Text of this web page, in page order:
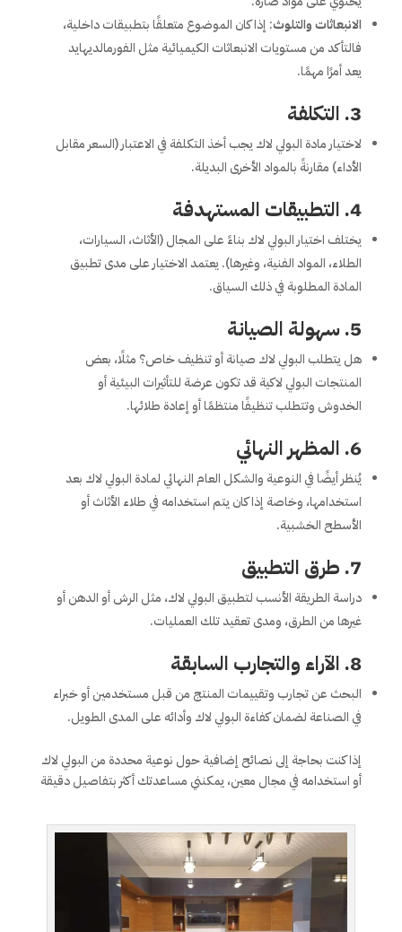
الانبعاثات والتلوث: إذا كان الموضوع متعلقًا بتطبيقات داخلية،
فالتأكد من مستويات الانبعاثات الكيميائية مثل الفورمالديهايد
يعد أمرًا مهمًا.
3. التكلفة
لاختيار مادة البولي لاك يجب أخذ التكلفة في الاعتبار (السعر مقابل
الأداء) مقارنةً بالمواد الأخرى البديلة.
4. التطبيقات المستهدفة
يختلف اختيار البولي لاك بناءً على المجال (الأثاث، السيارات،
الطلاء، المواد الفنية، وغيرها). يعتمد الاختيار على مدى تطبيق
المادة المطلوبة في ذلك السياق.
5. سهولة الصيانة
هل يتطلب البولي لاك صيانة أو تنظيف خاص؟ مثلًا، بعض
المنتجات البولي لاكية قد تكون عرضة للتأثيرات البيئية أو
الخدوش وتتطلب تنظيفًا منتظمًا أو إعادة طلائها.
6. المظهر النهائي
يُنظر أيضًا في النوعية والشكل العام النهائي لمادة البولي لاك بعد
استخدامها، وخاصة إذا كان يتم استخدامه في طلاء الأثاث أو
الأسطح الخشبية.
7. طرق التطبيق
دراسة الطريقة الأنسب لتطبيق البولي لاك، مثل الرش أو الدهن أو
غيرها من الطرق، ومدى تعقيد تلك العمليات.
8. الآراء والتجارب السابقة
البحث عن تجارب وتقييمات المنتج من قبل مستخدمين أو خبراء
في الصناعة لضمان كفاءة البولي لاك وأدائه على المدى الطويل.
إذا كنت بحاجة إلى نصائح إضافية حول نوعية محددة من البولي لاك
أو استخدامه في مجال معين، يمكنني مساعدتك أكثر بتفاصيل دقيقة